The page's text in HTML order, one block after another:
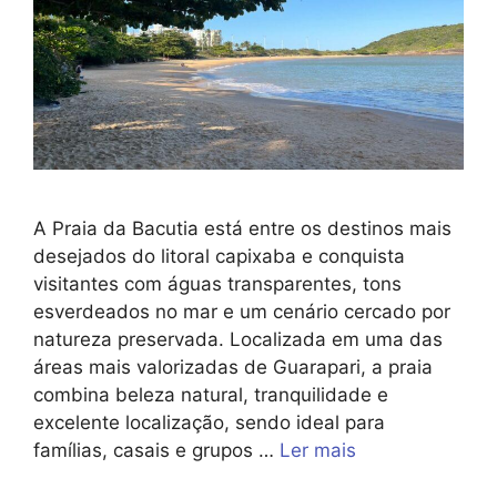
A Praia da Bacutia está entre os destinos mais
desejados do litoral capixaba e conquista
visitantes com águas transparentes, tons
esverdeados no mar e um cenário cercado por
natureza preservada. Localizada em uma das
áreas mais valorizadas de Guarapari, a praia
combina beleza natural, tranquilidade e
excelente localização, sendo ideal para
famílias, casais e grupos … Ler mais